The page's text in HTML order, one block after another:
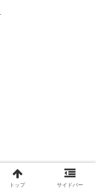
トップ サイドバー